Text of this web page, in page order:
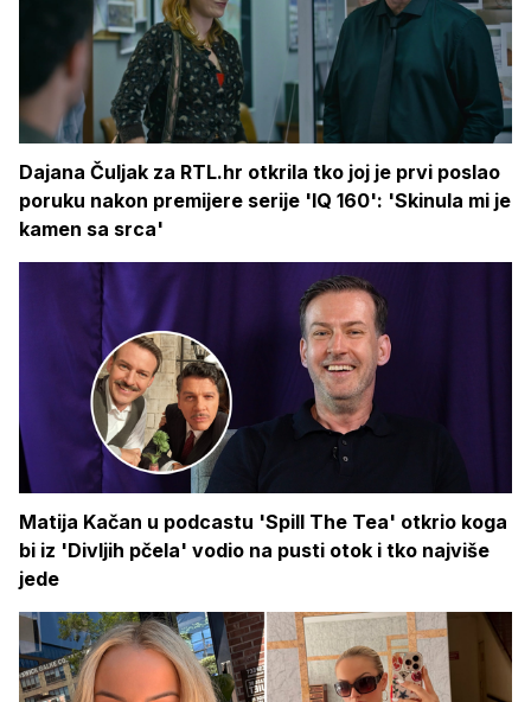
Dajana Čuljak za RTL.hr otkrila tko joj je prvi poslao
poruku nakon premijere serije 'IQ 160': 'Skinula mi je
kamen sa srca'
Matija Kačan u podcastu 'Spill The Tea' otkrio koga
bi iz 'Divljih pčela' vodio na pusti otok i tko najviše
jede